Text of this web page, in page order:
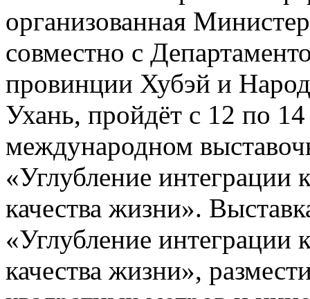
организованная
совместно с
провинции Хубэй и
Ухань, пройдёт с 12 по
международном
«Углубление интеграции
качества жизни».
«Углубление интеграции
качества жизни»,